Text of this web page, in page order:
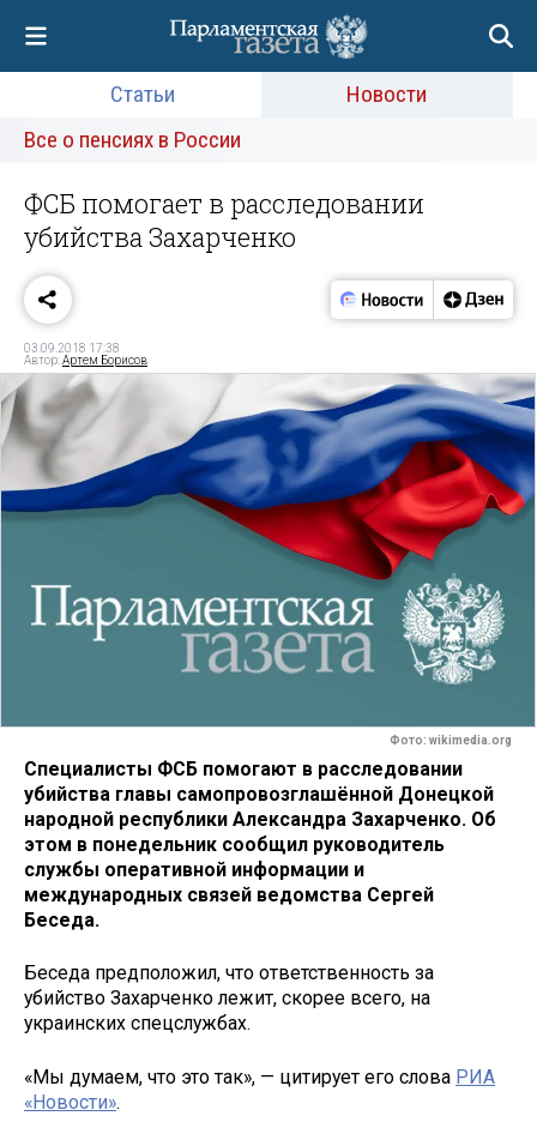
Статьи
Новости
Все о пенсиях в России
ФСБ помогает в расследовании
убийства Захарченко
03.09.2018 17:38
Автор:Артем Борисов
Фото: wikimedia.org
Специалисты ФСБ помогают в расследовании
убийства главы самопровозглашённой Донецкой
народной республики Александра Захарченко. Об
этом в понедельник сообщил руководитель
службы оперативной информации и
международных связей ведомства Сергей
Беседа.
Беседа предположил, что ответственность за
убийство Захарченко лежит, скорее всего, на
украинских спецслужбах.
«Мы думаем, что это так», — цитирует его слова РИА
«Новости».